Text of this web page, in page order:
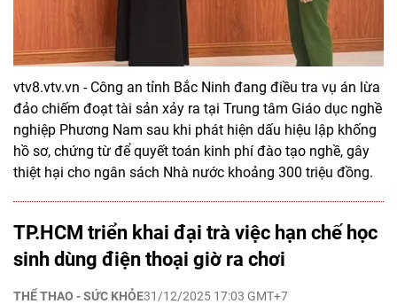
vtv8.vtv.vn - Công an tỉnh Bắc Ninh đang điều tra vụ án lừa
đảo chiếm đoạt tài sản xảy ra tại Trung tâm Giáo dục nghề
nghiệp Phương Nam sau khi phát hiện dấu hiệu lập khống
hồ sơ, chứng từ để quyết toán kinh phí đào tạo nghề, gây
thiệt hại cho ngân sách Nhà nước khoảng 300 triệu đồng.
TP.HCM triển khai đại trà việc hạn chế học
sinh dùng điện thoại giờ ra chơi
THỂ THAO - SỨC KHỎE31/12/2025 17:03 GMT+7